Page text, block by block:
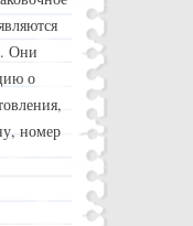
Они
о
номер